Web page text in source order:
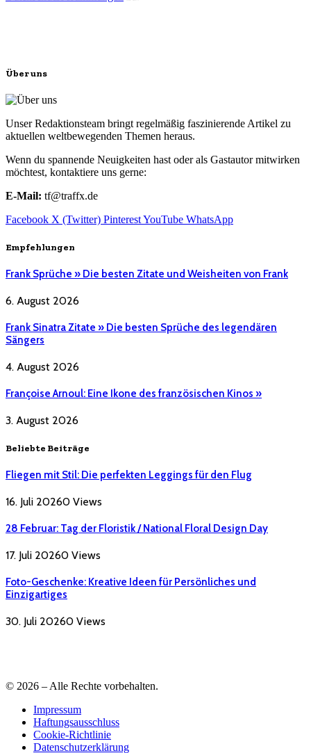
Über uns
Unser Redaktionsteam bringt regelmäßig faszinierende Artikel zu
aktuellen weltbewegenden Themen heraus.
Wenn du spannende Neuigkeiten hast oder als Gastautor mitwirken
möchtest, kontaktiere uns gerne:
E-Mail: tf@traffx.de
Facebook X (Twitter) PinterestYouTube WhatsApp
Empfehlungen
Frank Sprüche » Die besten Zitate und Weisheiten von Frank
6. August 2026
Frank Sinatra Zitate » Die besten Sprüche des legendären
Sängers
4. August 2026
Françoise Arnoul: Eine Ikone des französischen Kinos »
3. August 2026
Beliebte Beiträge
Fliegen mit Stil: Die perfekten Leggings für den Flug
16. Juli 20260 Views
28 Februar: Tag der Floristik / National Floral Design Day
17. Juli 20260 Views
Foto-Geschenke: Kreative Ideen für Persönliches und
Einzigartiges
30. Juli 20260 Views
© 2026 – Alle Rechte vorbehalten.
Impressum
Haftungsausschluss
Cookie-Richtlinie
Datenschutzerklärung